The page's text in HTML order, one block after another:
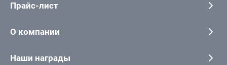
Прайс-лист
О компании
Наши награды